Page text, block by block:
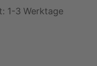
1-3 Werktage